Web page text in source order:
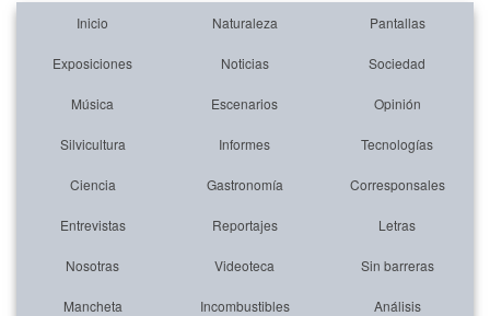
Inicio Naturaleza Pantallas
Exposiciones Noticias Sociedad
Música Escenarios Opinión
Silvicultura Informes Tecnologías
Ciencia Gastronomía Corresponsales
Entrevistas Reportajes Letras
Nosotras Videoteca Sin barreras
Mancheta Incombustibles Análisis